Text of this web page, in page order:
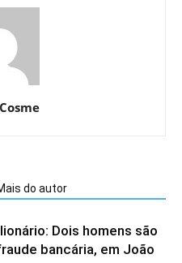
do autor
Dois homens são
bancária, em João